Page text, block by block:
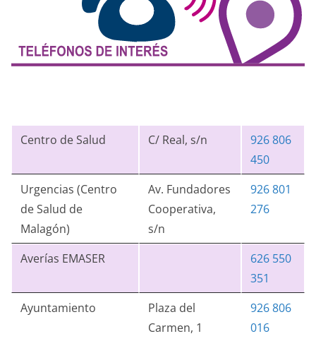
Centro de Salud C/ Real, s/n
926 806
450
Urgencias (Centro
de Salud de
Malagón)
Av. Fundadores
Cooperativa,
s/n
926 801
276
Averías EMASER
626 550
351
Ayuntamiento
Plaza del
Carmen, 1
926 806
016